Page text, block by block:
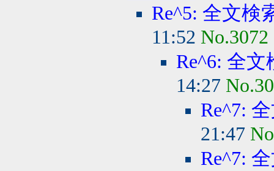
Re^5: 全文検
11:52 No.3072
Re^6: 全
14:27
Re^7:
21:47
Re^7: